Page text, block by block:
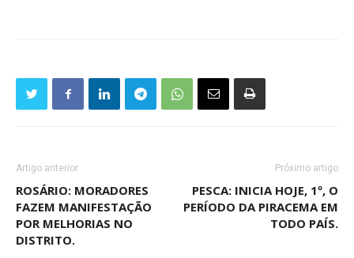
Artigo anterior
ROSÁRIO: MORADORES
FAZEM MANIFESTAÇÃO
POR MELHORIAS NO
DISTRITO.
Próximo artigo
PESCA: INICIA HOJE, 1º, O
PERÍODO DA PIRACEMA EM
TODO PAÍS.